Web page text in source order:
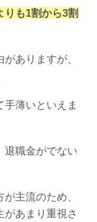
りも1割から3割
ありますが、
薄いといえま
退職金がでない
主流のため、
あまり重視さ